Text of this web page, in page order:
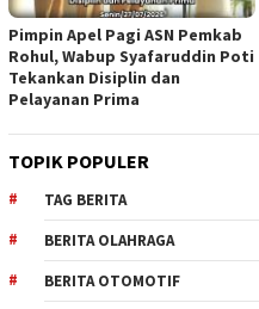
Pimpin Apel Pagi ASN Pemkab
Rohul, Wabup Syafaruddin Poti
Tekankan Disiplin dan
Pelayanan Prima
TOPIK POPULER
TAG BERITA
BERITA OLAHRAGA
BERITA OTOMOTIF